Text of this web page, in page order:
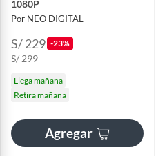
1080P
Por NEO DIGITAL
S/ 229 -23%
S/ 299
Llega mañana
Retira mañana
Agregar